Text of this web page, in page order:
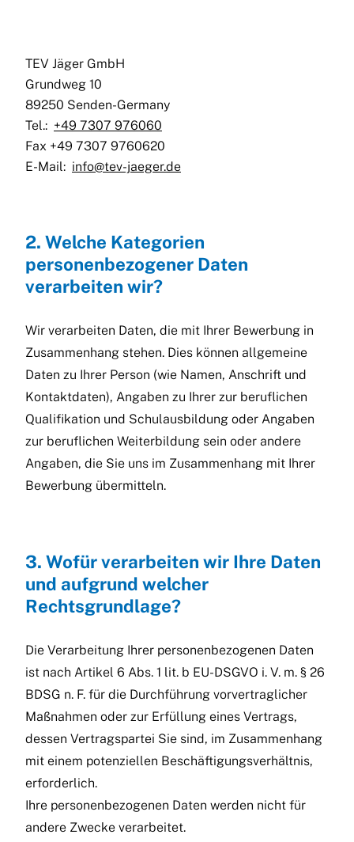
TEV Jäger GmbH
Grundweg 10
89250 Senden-Germany
Tel.: +49 7307 976060
Fax +49 7307 9760620
E-Mail: info@tev-jaeger.de
2. Welche Kategorien
personenbezogener Daten
verarbeiten wir?
Wir verarbeiten Daten, die mit Ihrer Bewerbung in
Zusammenhang stehen. Dies können allgemeine
Daten zu Ihrer Person (wie Namen, Anschrift und
Kontaktdaten), Angaben zu Ihrer zur beruflichen
Qualifikation und Schulausbildung oder Angaben
zur beruflichen Weiterbildung sein oder andere
Angaben, die Sie uns im Zusammenhang mit Ihrer
Bewerbung übermitteln.
3. Wofür verarbeiten wir Ihre Daten
und aufgrund welcher
Rechtsgrundlage?
Die Verarbeitung Ihrer personenbezogenen Daten
ist nach Artikel 6 Abs. 1 lit. b EU-DSGVO i. V. m. § 26
BDSG n. F. für die Durchführung vorvertraglicher
Maßnahmen oder zur Erfüllung eines Vertrags,
dessen Vertragspartei Sie sind, im Zusammenhang
mit einem potenziellen Beschäftigungsverhältnis,
erforderlich.
Ihre personenbezogenen Daten werden nicht für
andere Zwecke verarbeitet.